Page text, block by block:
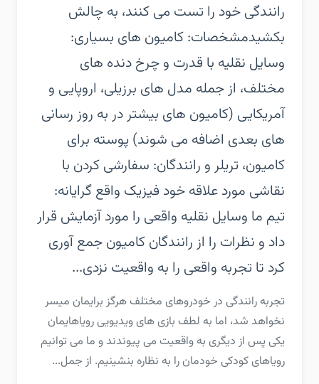
رانندگی خود را تست می کنند، به چالش
بکشیدمشخصات: کامیون های بسیاری:
وسایل نقلیه با قدرت و چرخ دنده های
مختلف، از جمله مدل های برزیلی، اروپایی و
آمریکایی (کامیون های بیشتر در به روز رسانی
های بعدی اضافه می شوند) پوسته برای
کامیون، تریلر و رانندگان: سفارشی کردن با
نقاشی مورد علاقه خود فیزیک واقع گرایانه:
تیم ما وسایل نقلیه واقعی را مورد آزمایش قرار
داد و نظرات را از رانندگان کامیون جمع آوری
کرد تا تجربه واقعی را به واقعیت نزدی...
تجربه رانندگی در خودروهای مختلف هرگز برایمان میسر
نخواهد شد، اما به لطف بازی های ویدیویی رویاهایمان
یکی پس از دیگری به واقعیت می پیوندند و ما می توانیم
رویاهای کودکی خودمان را به نظاره بنشینیم. از جمل...